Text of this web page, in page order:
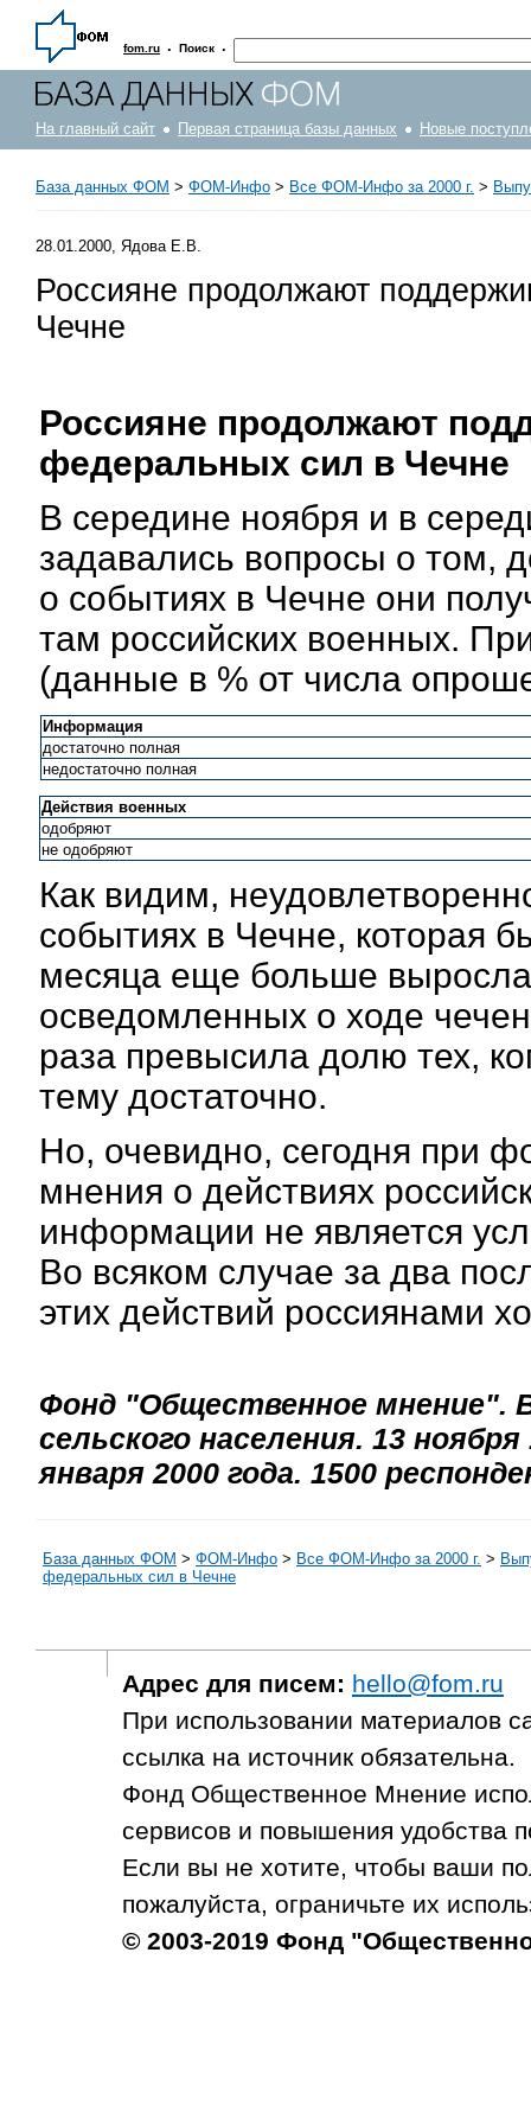
fom.ru · Поиск ·
На главный сайт Первая страница базы данных Новые
База данных ФОМ > ФOM-Инфо > Все ФОМ-Инфо за 2000 г. >
28.01.2000, Ядова Е.В.
Россияне продолжают
Чечне
Россияне продолжают
федеральных сил в Чечне
В середине ноября и в
задавались вопросы о том,
о событиях в Чечне они
там российских военных.
(данные в % от числа
Информация
достаточно полная
недостаточно полная
Действия военных
одобряют
не одобряют
Как видим,
событиях в Чечне, которая
месяца еще больше
осведомленных о ходе
раза превысила долю тех,
тему достаточно.
Но, очевидно, сегодня при
мнения о действиях
информации не является
Во всяком случае за два
этих действий россиянами
Фонд "Общественное мнение".
сельского населения. 13
января 2000 года. 1500
База данных ФОМ > ФOM-Инфо > Все ФОМ-Инфо за 2000 г. >
федеральных сил в Чечне
Адрес для писем: hello@fom.ru
При использовании материалов
ссылка на источник обязательна.
Фонд Общественное Мнение
сервисов и повышения удобства
Если вы не хотите, чтобы ваши
пожалуйста, ограничьте их
© 2003-2019 Фонд